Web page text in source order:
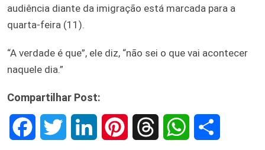
audiência diante da imigração está marcada para a
quarta-feira (11).
“A verdade é que”, ele diz, “não sei o que vai acontecer
naquele dia.”
Compartilhar Post: